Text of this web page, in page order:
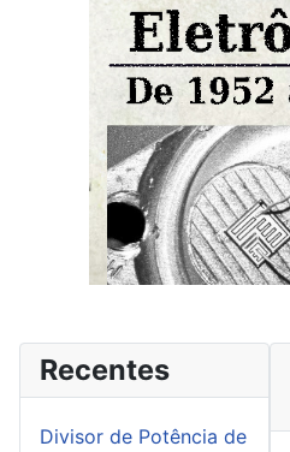
Recentes
Divisor de Potência de